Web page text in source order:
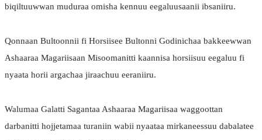
biqiltuuwwan muduraa omisha kennuu eegaluusaanii ibsaniiru.
Qonnaan Bultoonnii fi Horsiisee Bultonni Godinichaa bakkeewwan
Ashaaraa Magariisaan Misoomanitti kaannisa horsiisuu eegaluu fi
nyaata horii argachaa jiraachuu eeraniiru.
Walumaa Galatti Sagantaa Ashaaraa Magariisaa waggoottan
darbanitti hojjetamaa turaniin wabii nyaataa mirkaneessuu dabalatee